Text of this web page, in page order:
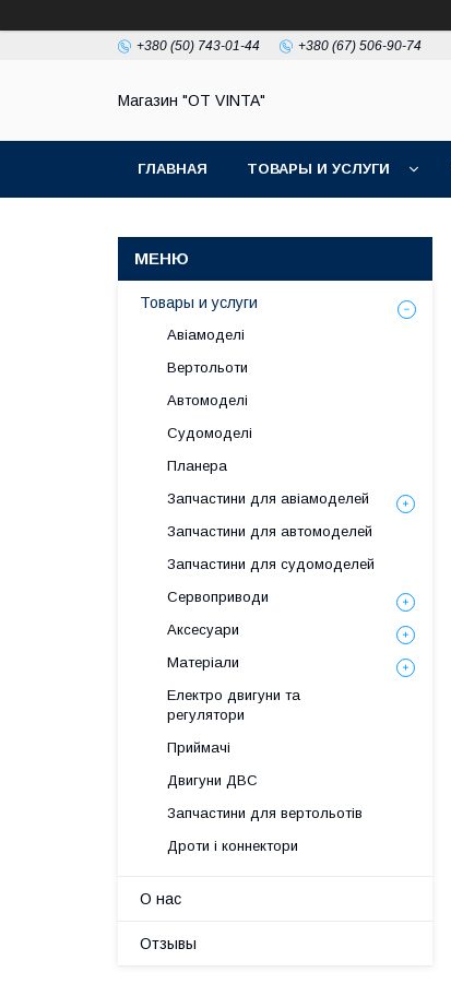
+380 (50) 743-01-44 +380 (67) 506-90-74
Магазин "OT VINTA"
ГЛАВНАЯ ТОВАРЫ И УСЛУГИ
Товары и услуги
Авіамоделі
Вертольоти
Автомоделі
Судомоделі
Планера
Запчастини для авіамоделей
Запчастини для автомоделей
Запчастини для судомоделей
Сервоприводи
Аксесуари
Матеріали
Електро двигуни та
регулятори
Приймачі
Двигуни ДВС
Запчастини для вертольотів
Дроти і коннектори
О нас
Отзывы